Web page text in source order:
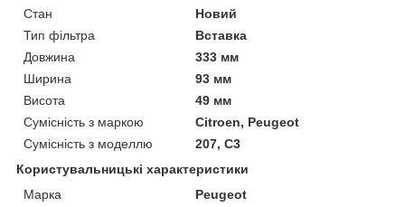
Стан
Новий
Тип фільтра
Вставка
Довжина
333 мм
Ширина
93 мм
Висота
49 мм
Сумісність з маркою
Citroen, Peugeot
Сумісність з моделлю
207, C3
Користувальницькі характеристики
Марка
Peugeot